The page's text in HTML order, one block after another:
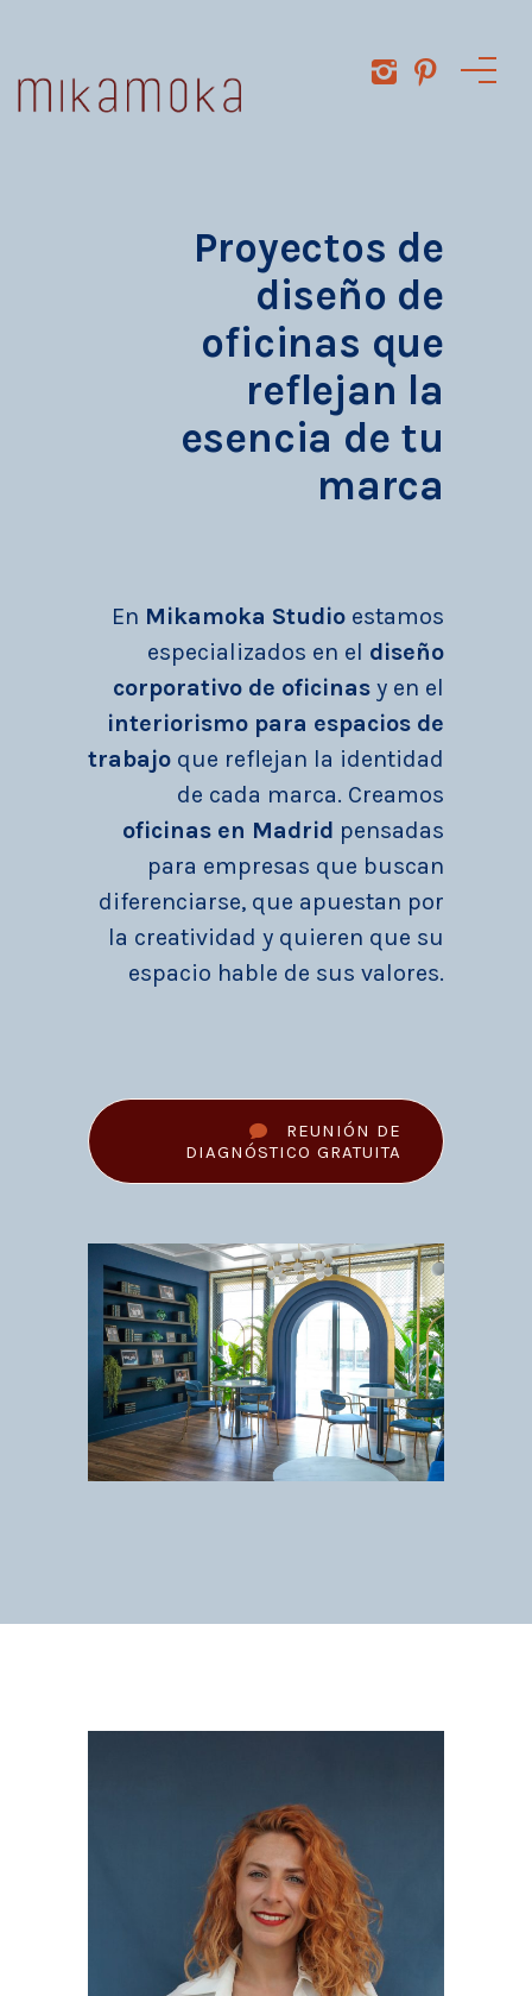
Proyectos de
diseño de
oficinas que
reflejan la
esencia de tu
marca
En Mikamoka Studio estamos
especializados en el diseño
corporativo de oficinas y en el
interiorismo para espacios de
trabajo que reflejan la identidad
de cada marca. Creamos
oficinas en Madrid pensadas
para empresas que buscan
diferenciarse, que apuestan por
la creatividad y quieren que su
espacio hable de sus valores.
REUNIÓN DE
DIAGNÓSTICO GRATUITA